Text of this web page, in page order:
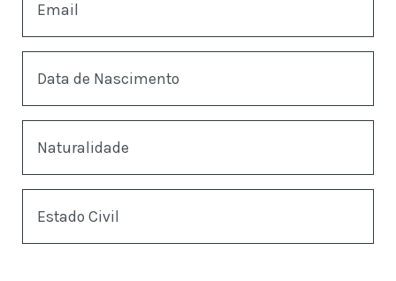
Email
Data de Nascimento
Naturalidade
Estado Civil